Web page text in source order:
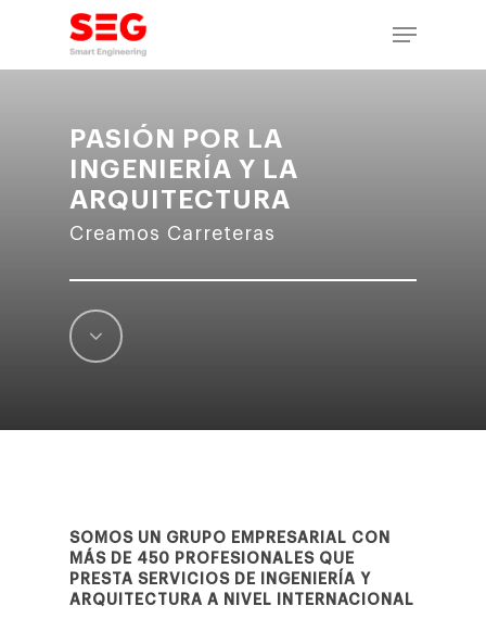
main
Menu
PASIÓN POR LA
INGENIERÍA Y LA
ARQUITECTURA
Creamos Carreteras
SOMOS UN GRUPO EMPRESARIAL CON
MÁS DE 450 PROFESIONALES QUE
PRESTA SERVICIOS DE INGENIERÍA Y
ARQUITECTURA A NIVEL INTERNACIONAL